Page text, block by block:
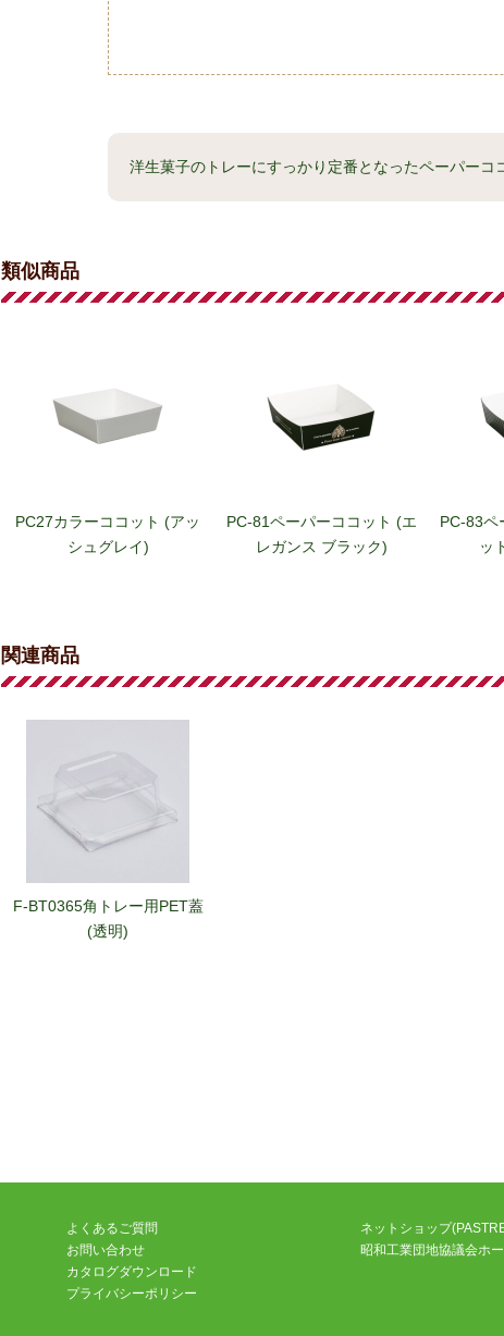
洋生菓子のトレーにすっかり定番となったペーパーコ
類似商品
PC27カラーココット (アッ
シュグレイ)
PC-81ペーパーココット (エ
レガンス ブラック)
PC-83ペ
ッ
ルトルーズグリーン)
PC-06カラーココット (シー
関連商品
F-BT0365角トレー用PET蓋
(透明)
よくあるご質問
お問い合わせ
カタログダウンロード
プライバシーポリシー
ネットショップ
昭和工業団地協議会ホ